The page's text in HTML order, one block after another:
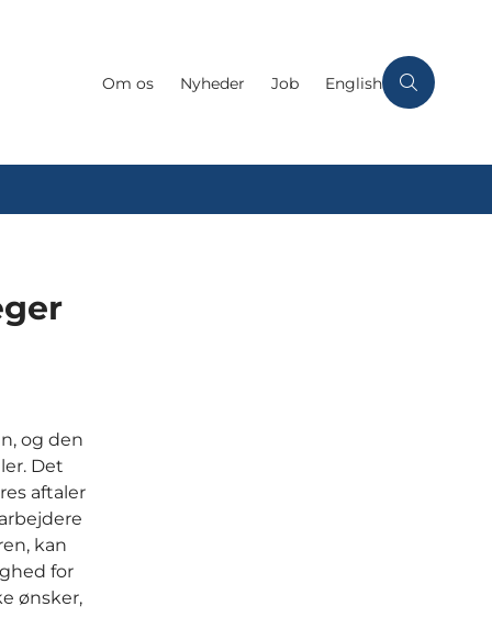
Om os Nyheder Job English
og den
Det
aftaler
kan
for
ønsker,